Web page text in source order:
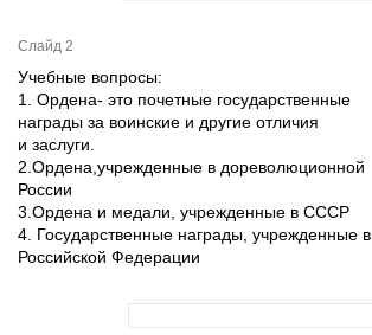
Слайд 2
Учебные вопросы:
1. Ордена- это почетные государственные
награды за воинские и другие отличия
и заслуги.
2.Ордена,учрежденные в дореволюционной
России
3.Ордена и медали, учрежденные в СССР
4. Государственные награды, учрежденные в
Российской Федерации